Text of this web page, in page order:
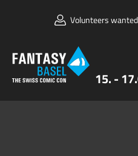
15. -
Volunteers